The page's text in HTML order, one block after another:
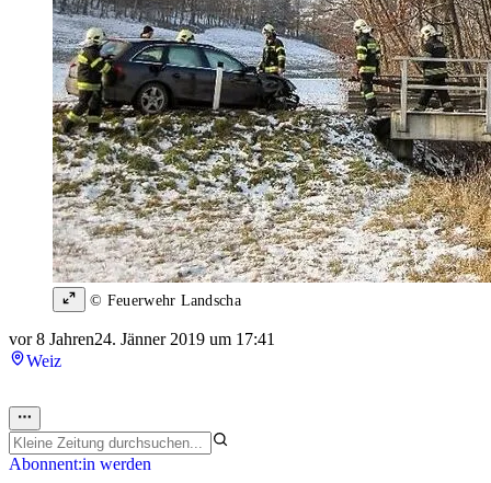
© Feuerwehr Landscha
vor 8 Jahren24. Jänner 2019 um 17:41
Weiz
Abonnent:in werden